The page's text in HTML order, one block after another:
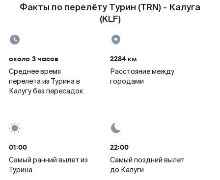
Факты по перелёту Турин (TRN) - Калуга
(KLF)
около 3 часов
Среднее время
перелета из Турина в
Калугу без пересадок
2284 км
Расстояние между
городами
01:00
Самый ранний вылет из
Турина
22:00
Самый поздний вылет
до Калуги